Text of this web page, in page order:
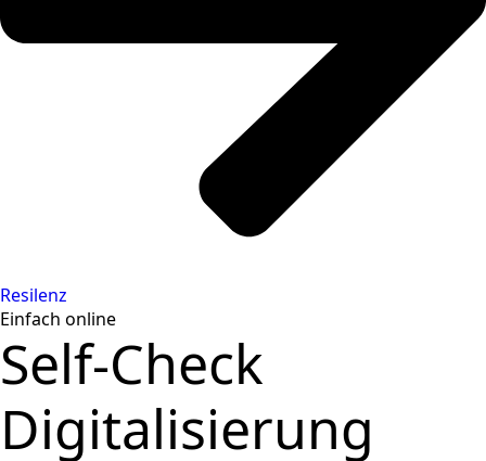
Resilenz
Einfach online
Self-Check
Digitalisierung